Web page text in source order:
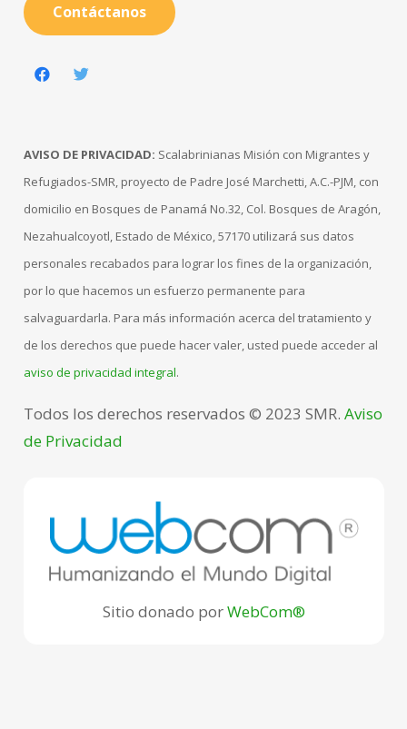
Contáctanos
AVISO DE PRIVACIDAD: Scalabrinianas Misión con Migrantes y
Refugiados-SMR, proyecto de Padre José Marchetti, A.C.-PJM, con
domicilio en Bosques de Panamá No.32, Col. Bosques de Aragón,
Nezahualcoyotl, Estado de México, 57170 utilizará sus datos
personales recabados para lograr los fines de la organización,
por lo que hacemos un esfuerzo permanente para
salvaguardarla. Para más información acerca del tratamiento y
de los derechos que puede hacer valer, usted puede acceder al
aviso de privacidad integral.
Todos los derechos reservados © 2023 SMR. Aviso
de Privacidad
Sitio donado porWebCom®